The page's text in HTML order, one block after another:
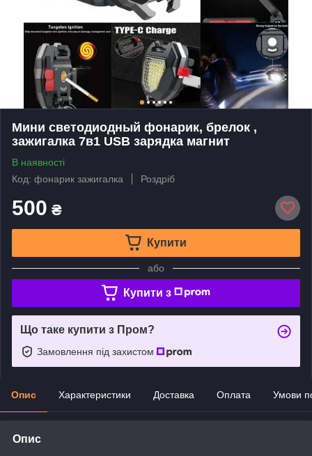
Мини светодиодный фонарик, брелок ,
зажигалка 7в1 USB зарядка магнит
В наявності
Код: фонарик зажигалка
Роздріб
500 ₴
Купити
або
Купити з
Що таке купити з Пром?
Замовлення під захистом
Опис Характеристики Доставка Оплата Умови
Опис